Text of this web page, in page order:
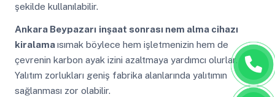
şekilde kullanılabilir.
Ankara Beypazarı inşaat sonrası nem alma cihazı
kiralamaısımak böylece hem işletmenizin hem de
çevrenin karbon ayak izini azaltmaya yardımcı olurlar.
Yalıtım zorlukları geniş fabrika alanlarında yalıtımın
sağlanması zor olabilir.